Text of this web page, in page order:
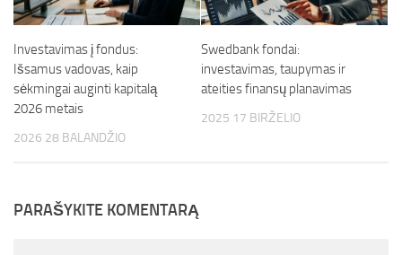
Investavimas į fondus:
Išsamus vadovas, kaip
sėkmingai auginti kapitalą
2026 metais
2026 28 BALANDŽIO
Swedbank fondai:
investavimas, taupymas ir
ateities finansų planavimas
2025 17 BIRŽELIO
PARAŠYKITE KOMENTARĄ